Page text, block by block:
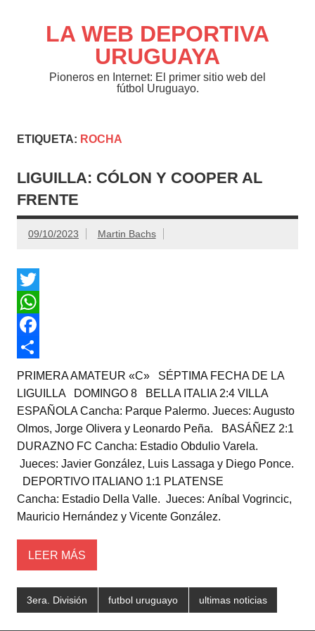
contenidoLA WEB DEPORTIVA
URUGUAYA
Pioneros en Internet: El primer sitio web del
fútbol Uruguayo.
ETIQUETA: ROCHA
LIGUILLA: CÓLON Y COOPER AL
FRENTE
09/10/2023 Martin Bachs
T
w
t
t
e
W
h
a
t
s
p
F
a
c
e
o
k
C
o
m
a
t
PRIMERA AMATEUR «C» SÉPTIMA FECHA DE LA
LIGUILLA DOMINGO 8 BELLA ITALIA 2:4 VILLA
ESPAÑOLA Cancha: Parque Palermo. Jueces: Augusto
Olmos, Jorge Olivera y Leonardo Peña. BASÁÑEZ 2:1
DURAZNO FC Cancha: Estadio Obdulio Varela.
Jueces: Javier González, Luis Lassaga y Diego Ponce.
DEPORTIVO ITALIANO 1:1 PLATENSE
Cancha: Estadio Della Valle. Jueces: Aníbal Vogrincic,
Mauricio Hernández y Vicente González.
LEER MÁS
3era. División futbol uruguayo ultimas noticias